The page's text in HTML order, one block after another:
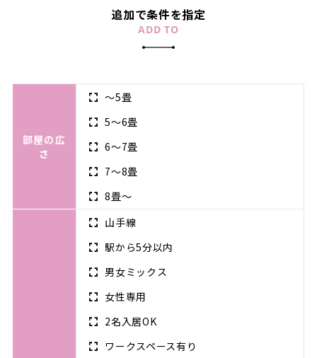
追加で条件を指定
ADD TO
部屋の広
さ
～5畳
5～6畳
6～7畳
7～8畳
8畳～
山手線
駅から5分以内
男女ミックス
女性専用
2名入居OK
ワークスペース有り